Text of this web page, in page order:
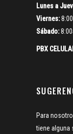
Lunes a
Viernes:
Sábado:
PBX
Para
tiene alguna